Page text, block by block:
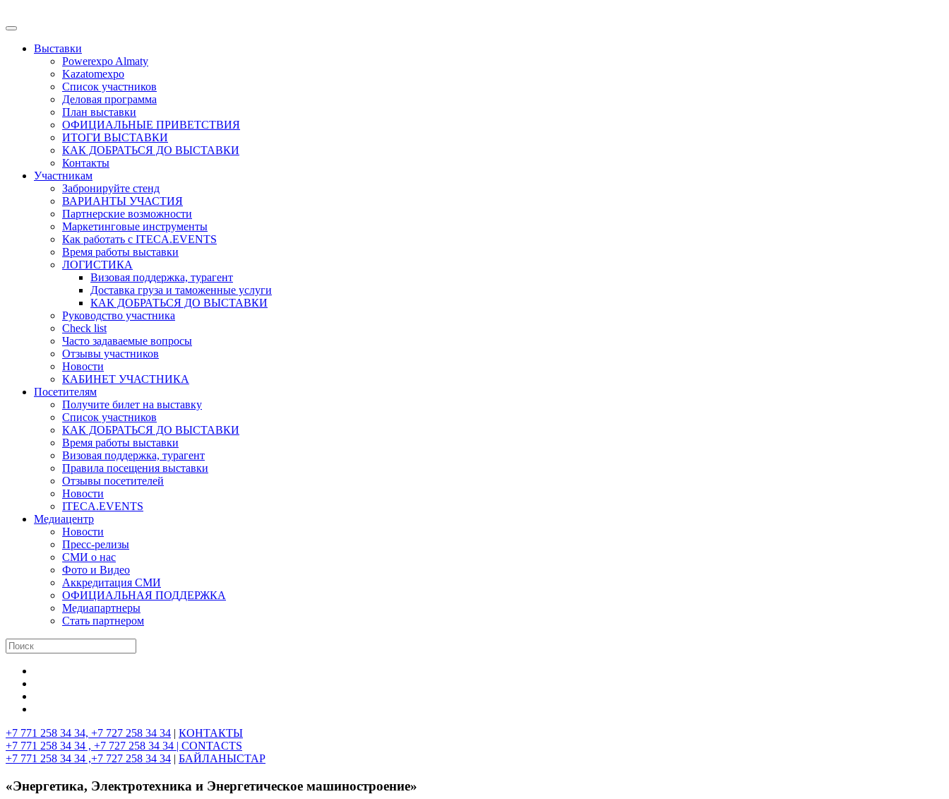
Выставки
Powerexpo Almaty
Kazatomexpo
Список участников
Деловая программа
План выставки
ОФИЦИАЛЬНЫЕ ПРИВЕТСТВИЯ
ИТОГИ ВЫСТАВКИ
КАК ДОБРАТЬСЯ ДО ВЫСТАВКИ
Контакты
Участникам
Забронируйте стенд
ВАРИАНТЫ УЧАСТИЯ
Партнерские возможности
Маркетинговые инструменты
Как работать с ITECA.EVENTS
Время работы выставки
ЛОГИСТИКА
Визовая поддержка, турагент
Доставка груза и таможенные услуги
КАК ДОБРАТЬСЯ ДО ВЫСТАВКИ
Руководство участника
Check list
Часто задаваемые вопросы
Отзывы участников
Новости
КАБИНЕТ УЧАСТНИКА
Посетителям
Получите билет на выставку
Список участников
КАК ДОБРАТЬСЯ ДО ВЫСТАВКИ
Время работы выставки
Визовая поддержка, турагент
Правила посещения выставки
Отзывы посетителей
Новости
ITECA.EVENTS
Медиацентр
Новости
Пресс-релизы
СМИ о нас
Фото и Видео
Аккредитация СМИ
ОФИЦИАЛЬНАЯ ПОДДЕРЖКА
Медиапартнеры
Стать партнером
+7 771 258 34 34, +7 727 258 34 34 | КОНТАКТЫ
+7 771 258 34 34 , +7 727 258 34 34 | CONTACTS
+7 771 258 34 34 ,+7 727 258 34 34 | БАЙЛАНЫСТАР
«Энергетика, Электротехника и Энергетическое машиностроение»